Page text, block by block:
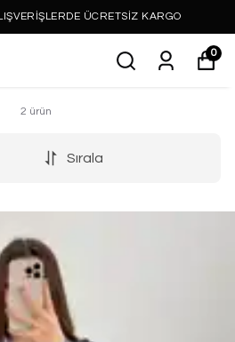
ÜCRETSİZ KARGO
0
2 ürün
Sırala